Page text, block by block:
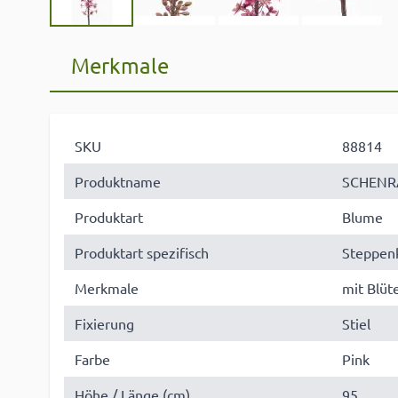
Merkmale
SKU
88814
Produktname
Produktart
Blume
Produktart spezifisch
Merkmale
mit
Fixierung
Stiel
Farbe
Pink